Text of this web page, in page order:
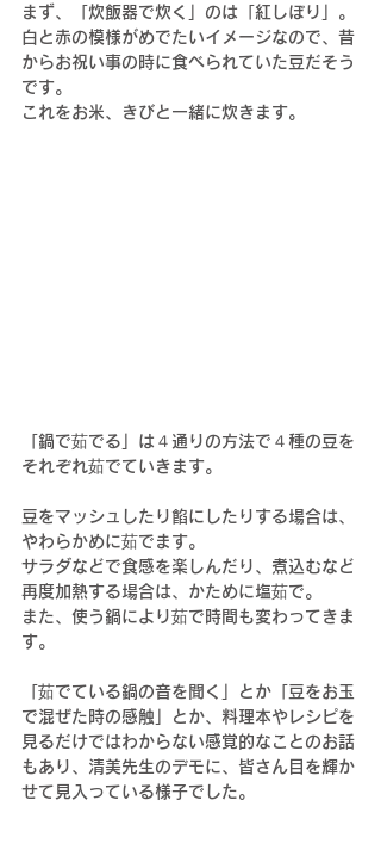
まず、「炊飯器で炊く」のは「紅しぼり」。
白と赤の模様がめでたいイメージなので、昔
からお祝い事の時に食べられていた豆だそう
です。
これをお米、きびと一緒に炊きます。
「鍋で茹でる」は４通りの方法で４種の豆を
それぞれ茹でていきます。
豆をマッシュしたり餡にしたりする場合は、
やわらかめに茹でます。
サラダなどで食感を楽しんだり、煮込むなど
再度加熱する場合は、かために塩茹で。
また、使う鍋により茹で時間も変わってきま
す。
「茹でている鍋の音を聞く」とか「豆をお玉
で混ぜた時の感触」とか、料理本やレシピを
見るだけではわからない感覚的なことのお話
もあり、清美先生のデモに、皆さん目を輝か
せて見入っている様子でした。